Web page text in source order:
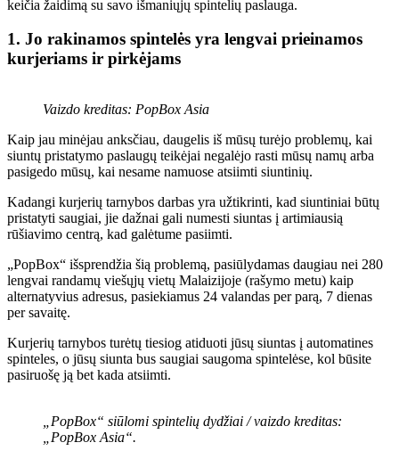
keičia žaidimą su savo išmaniųjų spintelių paslauga.
1. Jo rakinamos spintelės yra lengvai prieinamos
kurjeriams ir pirkėjams
Vaizdo kreditas: PopBox Asia
Kaip jau minėjau anksčiau, daugelis iš mūsų turėjo problemų, kai
siuntų pristatymo paslaugų teikėjai negalėjo rasti mūsų namų arba
pasigedo mūsų, kai nesame namuose atsiimti siuntinių.
Kadangi kurjerių tarnybos darbas yra užtikrinti, kad siuntiniai būtų
pristatyti saugiai, jie dažnai gali numesti siuntas į artimiausią
rūšiavimo centrą, kad galėtume pasiimti.
„PopBox“ išsprendžia šią problemą, pasiūlydamas daugiau nei 280
lengvai randamų viešųjų vietų Malaizijoje (rašymo metu) kaip
alternatyvius adresus, pasiekiamus 24 valandas per parą, 7 dienas
per savaitę.
Kurjerių tarnybos turėtų tiesiog atiduoti jūsų siuntas į automatines
spinteles, o jūsų siunta bus saugiai saugoma spintelėse, kol būsite
pasiruošę ją bet kada atsiimti.
„PopBox“ siūlomi spintelių dydžiai / vaizdo kreditas:
„PopBox Asia“.